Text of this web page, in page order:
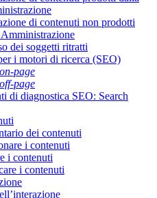
di contenuti non prodotti
dei soggetti ritratti
i motori di ricerca (SEO)
on-page
off-page
di diagnostica SEO: Search
dei contenuti
i contenuti
i contenuti
i contenuti